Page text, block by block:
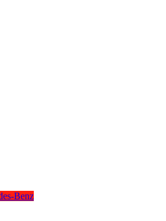
Benz